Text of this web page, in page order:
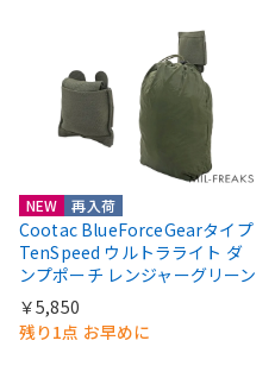
NEW 再入荷
Cootac BlueForceGearタイプ
TenSpeed ウルトラライト ダ
ンプポーチ レンジャーグリーン
￥5,850
残り1点 お早めに